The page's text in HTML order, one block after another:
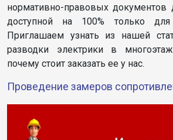
нормативно-правовых документов
доступной на 100% только для
Приглашаем узнать из нашей
разводки электрики в
почему стоит заказать ее у нас.
Проведение замеров